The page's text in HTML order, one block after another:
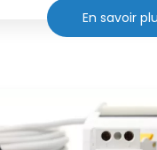
En savoir